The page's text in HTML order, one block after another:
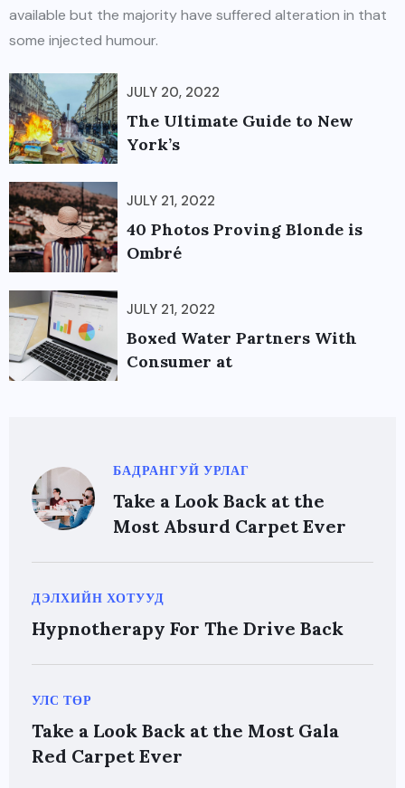
available but the majority have suffered alteration in that
some injected humour.
JULY 20, 2022
The Ultimate Guide to New
York’s
JULY 21, 2022
40 Photos Proving Blonde is
Ombré
JULY 21, 2022
Boxed Water Partners With
Consumer at
БАДРАНГУЙ УРЛАГ
Take a Look Back at the
Most Absurd Carpet Ever
ДЭЛХИЙН ХОТУУД
Hypnotherapy For The Drive Back
УЛС ТӨР
Take a Look Back at the Most Gala
Red Carpet Ever